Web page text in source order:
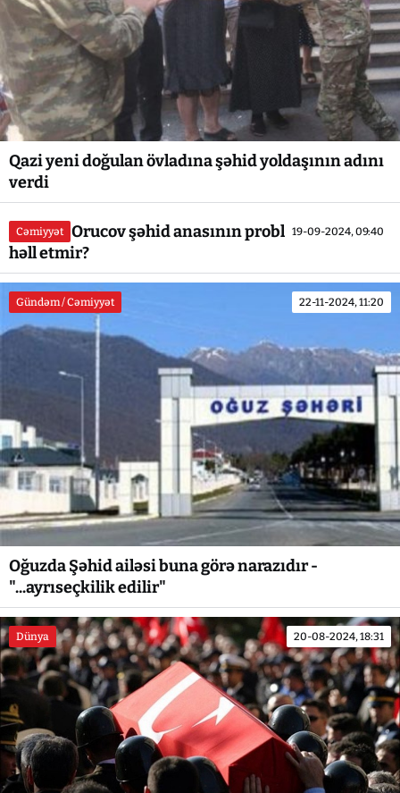
Qazi yeni doğulan övladına şəhid yoldaşının adını
verdi
Cəmiyyət 19-09-2024, 09:40
Seymur Orucov şəhid anasının problemini niyə
həll etmir?
Gündəm / Cəmiyyət 22-11-2024, 11:20
Oğuzda Şəhid ailəsi buna görə narazıdır -
"...ayrıseçkilik edilir"
Dünya 20-08-2024, 18:31